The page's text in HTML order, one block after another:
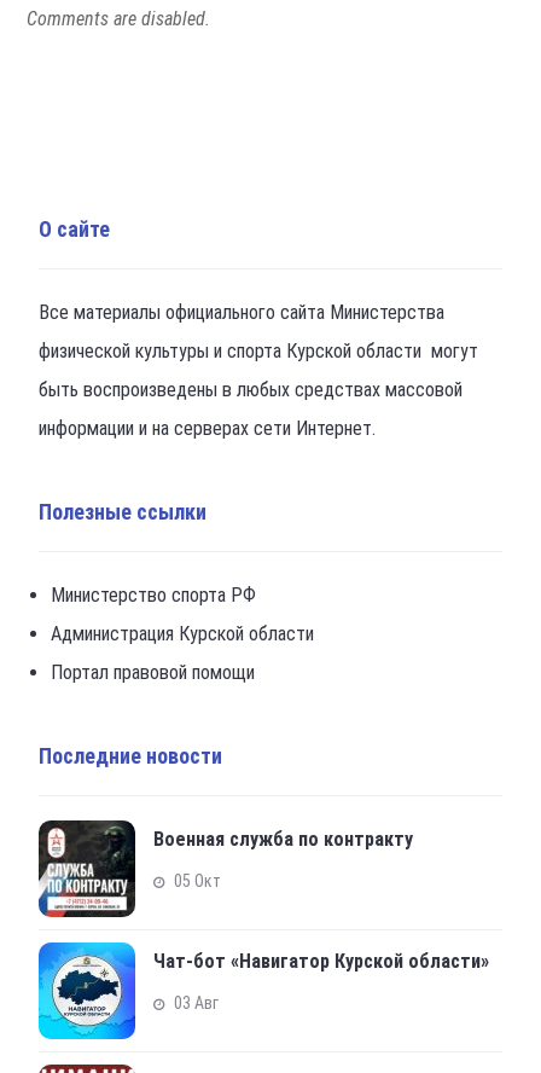
Comments are disabled.
О сайте
Все материалы официального сайта Министерства
физической культуры и спорта Курской области могут
быть воспроизведены в любых средствах массовой
информации и на серверах сети Интернет.
Полезные ссылки
Министерство спорта РФ
Администрация Курской области
Портал правовой помощи
Последние новости
Военная служба по контракту
05 Окт
Чат-бот «Навигатор Курской области»
03 Авг